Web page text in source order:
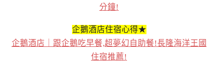
分鐘!
企鵝酒店住宿心得★
企鵝酒店｜跟企鵝吃早餐,超夢幻自助餐!長隆海洋王國
住宿推薦!